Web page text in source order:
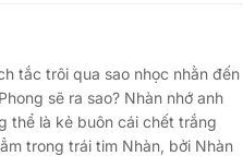
tắc trôi qua sao nhọc nhằn đến
sẽ ra sao? Nhàn nhớ anh
thể là kẻ buôn cái chết trắng
trong trái tim Nhàn, bởi Nhàn